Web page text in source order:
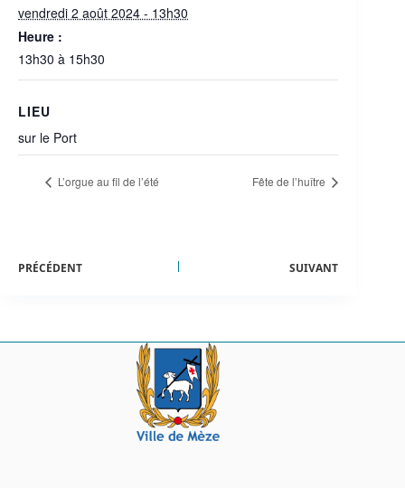
vendredi 2 août 2024 - 13h30
Heure :
13h30 à 15h30
LIEU
sur le Port
L’orgue au fil de l’été Fête de l’huître
PRÉCÉDENT SUIVANT